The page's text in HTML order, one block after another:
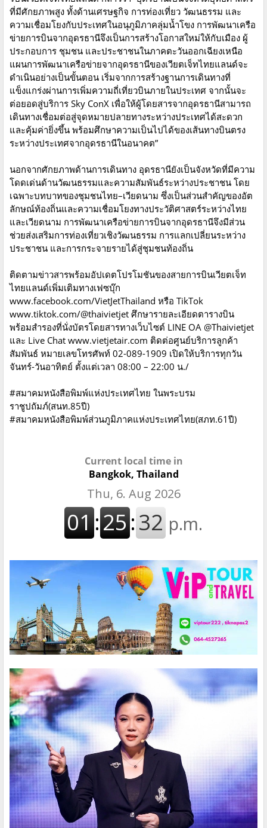
ที่มีศักยภาพสูง ทั้งด้านเศรษฐกิจ การท่องเที่ยว วัฒนธรรม และ
ความเชื่อมโยงกับประเทศในอนุภูมิภาคลุ่มน้ำโขง การพัฒนาเครือ
ข่ายการบินจากอุดรธานีจึงเป็นการสร้างโอกาสใหม่ให้กับเมือง ผู้
ประกอบการ ชุมชน และประชาชนในภาคตะวันออกเฉียงเหนือ
แผนการพัฒนาเครือข่ายจากอุดรธานีของเวียตเจ็ทไทยแลนด์จะ
ดำเนินอย่างเป็นขั้นตอน เริ่มจากการสร้างฐานการเดินทางที่
แข็งแกร่งผ่านการเพิ่มความถี่เที่ยวบินภายในประเทศ จากนั้นจะ
ต่อยอดสู่บริการ Sky ConX เพื่อให้ผู้โดยสารจากอุดรธานีสามารถ
เดินทางเชื่อมต่อสู่จุดหมายปลายทางระหว่างประเทศได้สะดวก
และคุ้มค่ายิ่งขึ้น พร้อมศึกษาความเป็นไปได้ของเส้นทางบินตรง
ระหว่างประเทศจากอุดรธานีในอนาคต”
นอกจากศักยภาพด้านการเดินทาง อุดรธานียังเป็นจังหวัดที่มีความ
โดดเด่นด้านวัฒนธรรมและความสัมพันธ์ระหว่างประชาชน โดย
เฉพาะบทบาทของชุมชนไทย–เวียดนาม ซึ่งเป็นส่วนสำคัญของอัต
ลักษณ์ท้องถิ่นและความเชื่อมโยงทางประวัติศาสตร์ระหว่างไทย
และเวียดนาม การพัฒนาเครือข่ายการบินจากอุดรธานีจึงมีส่วน
ช่วยส่งเสริมการท่องเที่ยวเชิงวัฒนธรรม การแลกเปลี่ยนระหว่าง
ประชาชน และการกระจายรายได้สู่ชุมชนท้องถิ่น
ติดตามข่าวสารพร้อมอัปเดตโปรโมชันของสายการบินเวียตเจ็ท
ไทยแลนด์เพิ่มเติมทางเฟซบุ๊ก
www.facebook.com/VietJetThailand หรือ TikTok
www.tiktok.com/@thaivietjet ศึกษารายละเอียดตารางบิน
พร้อมสำรองที่นั่งบัตรโดยสารทางเว็บไซต์ LINE OA @Thaivietjet
และ Live Chat www.vietjetair.com ติดต่อศูนย์บริการลูกค้า
สัมพันธ์ หมายเลขโทรศัพท์ 02-089-1909 เปิดให้บริการทุกวัน
จันทร์-วันอาทิตย์ ตั้งแต่เวลา 08:00 – 22:00 น./
#สมาคมหนังสือพิมพ์แห่งประเทศไทย ในพระบรม
ราชูปถัมภ์(สนท.85ปี)
#สมาคมหนังสือพิมพ์ส่วนภูมิภาคแห่งประเทศไทย(สภท.61ปี)
Current local time in
Bangkok, Thailand